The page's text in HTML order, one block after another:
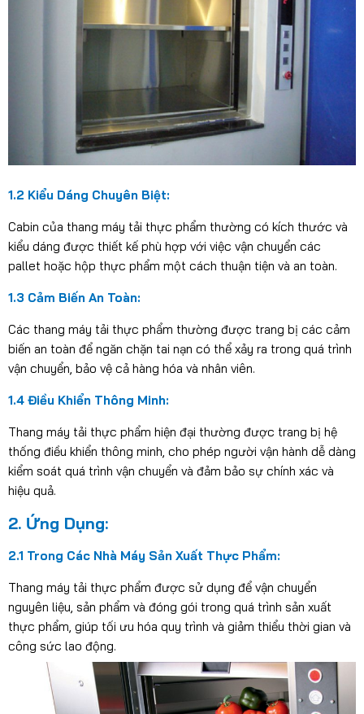
1.2 Kiểu Dáng Chuyên Biệt:
Cabin của thang máy tải thực phẩm thường có kích thước và
kiểu dáng được thiết kế phù hợp với việc vận chuyển các
pallet hoặc hộp thực phẩm một cách thuận tiện và an toàn.
1.3 Cảm Biến An Toàn:
Các thang máy tải thực phẩm thường được trang bị các cảm
biến an toàn để ngăn chặn tai nạn có thể xảy ra trong quá trình
vận chuyển, bảo vệ cả hàng hóa và nhân viên.
1.4 Điều Khiển Thông Minh:
Thang máy tải thực phẩm hiện đại thường được trang bị hệ
thống điều khiển thông minh, cho phép người vận hành dễ dàng
kiểm soát quá trình vận chuyển và đảm bảo sự chính xác và
hiệu quả.
2. Ứng Dụng:
2.1 Trong Các Nhà Máy Sản Xuất Thực Phẩm:
Thang máy tải thực phẩm được sử dụng để vận chuyển
nguyên liệu, sản phẩm và đóng gói trong quá trình sản xuất
thực phẩm, giúp tối ưu hóa quy trình và giảm thiểu thời gian và
công sức lao động.